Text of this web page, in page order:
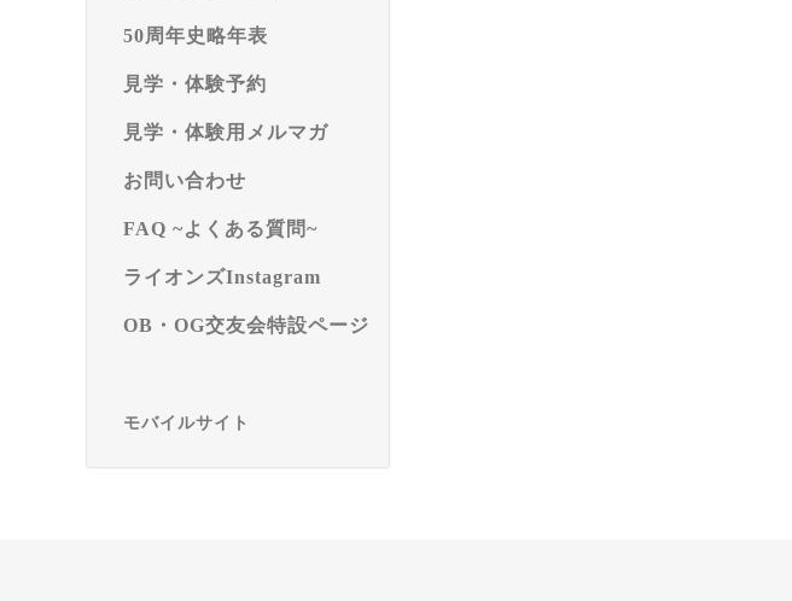
50周年史略年表
見学・体験予約
見学・体験用メルマガ
お問い合わせ
FAQ ~よくある質問~
ライオンズInstagram
OB・OG交友会特設ページ
モバイルサイト